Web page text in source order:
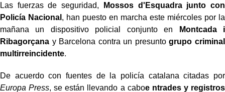
Las fuerzas de seguridad,
Mossos d'Esquadra junto con
Policía Nacional , han puesto en marcha este miércoles por la
mañana un dispositivo policial conjunto en
Montcada i
Ribagorçana y Barcelona contra un presuntogrupo criminal
multirreincidente.
De acuerdo con fuentes de la policía catalana citadas por
Europa Press, se están llevando a caboe ntrades y registros